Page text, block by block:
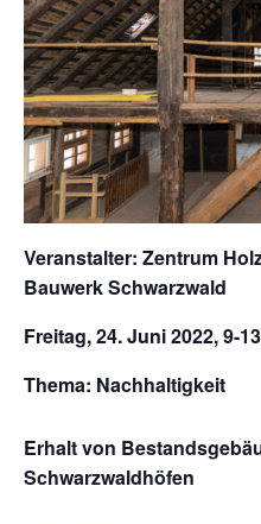
Veranstalter: Zentrum
Bauwerk Schwarzwald
Freitag, 24. Juni 2022, 9-
Thema: Nachhaltigkeit
Erhalt von
Schwarzwaldhöfen